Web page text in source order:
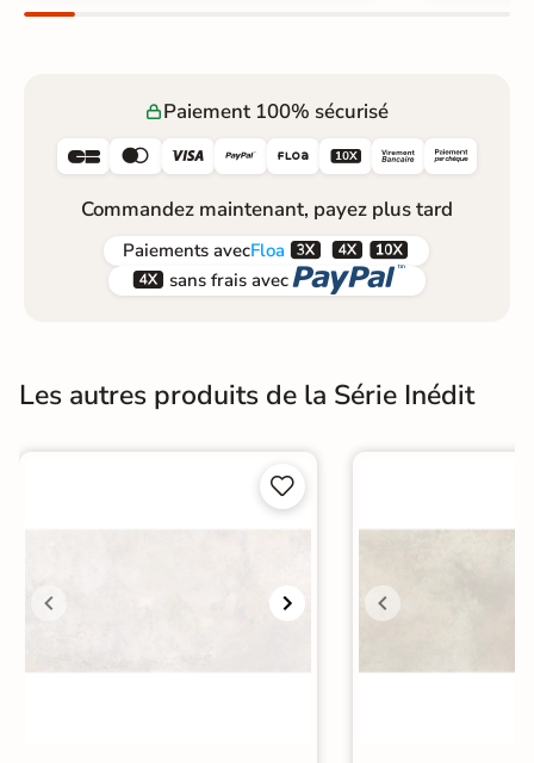
Paiement 100% sécurisé
     
Commandez maintenant, payez plus tard
Paiements avecFloa  
 sans frais avec 
Les autres produits de la Série Inédit

